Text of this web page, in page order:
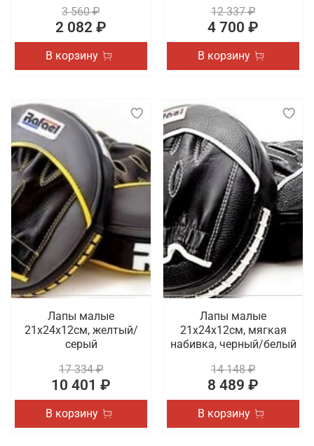
3 560 ₽
2 082 ₽
В корзину
12 337 ₽
4 700 ₽
В корзину
Лапы малые
21х24х12см, желтый/
серый
17 334 ₽
10 401 ₽
В корзину
Лапы малые
21х24х12см, мягкая
набивка, черный/белый
14 148 ₽
8 489 ₽
В корзину